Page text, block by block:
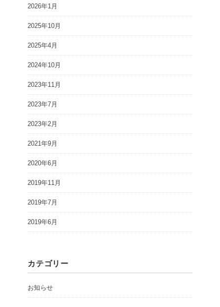
2026年1月
2025年10月
2025年4月
2024年10月
2023年11月
2023年7月
2023年2月
2021年9月
2020年6月
2019年11月
2019年7月
2019年6月
カテゴリー
お知らせ